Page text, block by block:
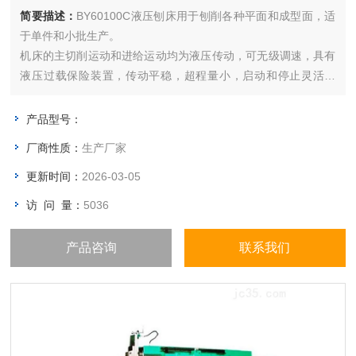
简要描述： BY60100C液压刨床用于刨削各种平面和成型面，适
于单件和小批生产。
机床的主切削运动和进给运动均为液压传动，可无级调速，具有
液压过载保险装置，传动平稳，超程量小，启动和停止灵活可
精度稳定，能适应强力切削和连续工作。
构，机床手柄集中，操作方便。
产品型号：
厂商性质：生产厂家
更新时间： 2026-03-05
访 问 量： 5036
产品咨询 联系我们